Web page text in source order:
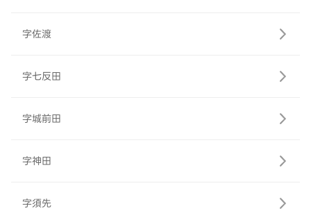
字佐渡
字七反田
字城前田
字神田
字須先